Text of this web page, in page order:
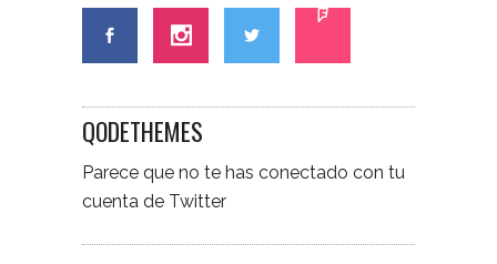
QODETHEMES
Parece que no te has conectado con tu
cuenta de Twitter